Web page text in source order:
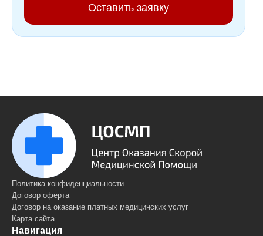
Оставить заявку
Политика конфиденциальности
Договор оферта
Договор на оказание платных медицинских услуг
Карта сайта
Навигация